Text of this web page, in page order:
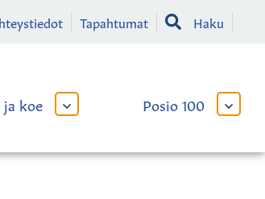
Tapahtumat Haku
ja koe
AVAA
ALAVALIKKO
Posio 100
AVAA